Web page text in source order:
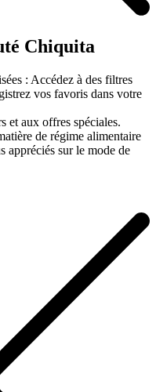
Chiquita
: Accédez à des filtres
vos favoris dans votre
et aux offres spéciales.
de régime alimentaire
appréciés sur le mode de